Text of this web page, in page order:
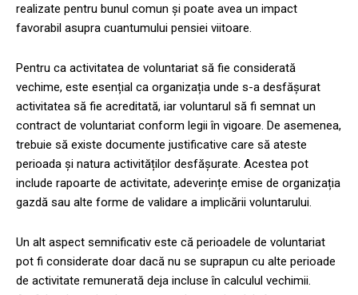
realizate pentru bunul comun și poate avea un impact
favorabil asupra cuantumului pensiei viitoare.
Pentru ca activitatea de voluntariat să fie considerată
vechime, este esențial ca organizația unde s-a desfășurat
activitatea să fie acreditată, iar voluntarul să fi semnat un
contract de voluntariat conform legii în vigoare. De asemenea,
trebuie să existe documente justificative care să ateste
perioada și natura activităților desfășurate. Acestea pot
include rapoarte de activitate, adeverințe emise de organizația
gazdă sau alte forme de validare a implicării voluntarului.
Un alt aspect semnificativ este că perioadele de voluntariat
pot fi considerate doar dacă nu se suprapun cu alte perioade
de activitate remunerată deja incluse în calculul vechimii.